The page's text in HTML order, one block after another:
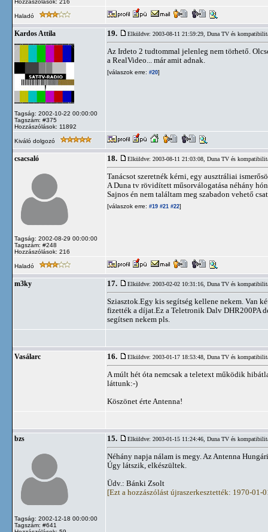
Hozzászólások: 216
Haladó
Kardos Attila
Tagság: 2002-10-22 00:00:00
Tagszám: #375
Hozzászólások: 11892
19. Elküldve: 2003-08-11 21:59:29, Duna TV és
Az Irdeto 2 tudtommal jelenleg nem törhető.
a RealVideo... már amit adnak.
[válaszok erre: #20]
Kiváló dolgozó
csacsaló
Tagság: 2002-08-29 00:00:00
Tagszám: #248
Hozzászólások: 216
18. Elküldve: 2003-08-11 21:03:08, Duna TV és
Tanácsot szeretnék kérni, egy ausztráliai
A Duna tv rövidített műsorválogatása néhány
Sajnos én nem találtam meg szabadon vehető
[válaszok erre: #19 #21 #22]
Haladó
m3ky 17. Elküldve: 2003-02-02 10:31:16, Duna TV és
Sziasztok.Egy kis segítség kellene nekem. Van
fizették a díjat.Ez a Teletronik Dalv DHR200PA
segítsen nekem pls.
Vasálarc 16. Elküldve: 2003-01-17 18:53:48, Duna TV és
A múlt hét óta nemcsak a teletext működik
láttunk:-)
Köszönet érte Antenna!
bzs
Tagság: 2002-12-18 00:00:00
Tagszám: #641
15. Elküldve: 2003-01-15 11:24:46, Duna TV és
Néhány napja nálam is megy. Az Antenna
Úgy látszik, elkészültek.
Üdv.: Bánki Zsolt
[Ezt a hozzászólást újraszerkesztették: 1970-01-